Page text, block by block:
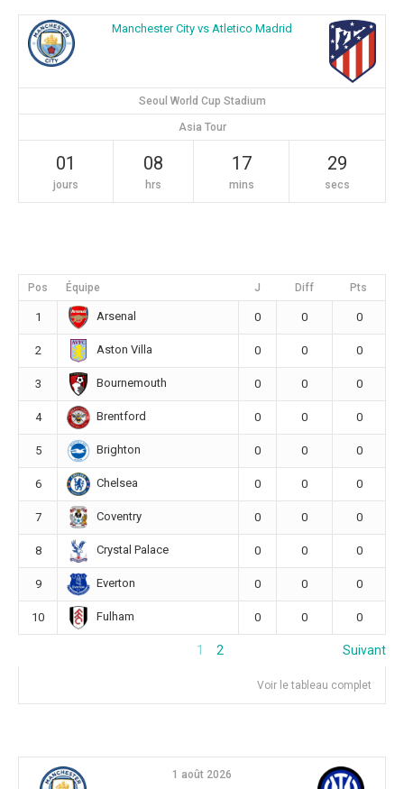
Manchester City vs Atletico Madrid
Seoul World Cup Stadium
Asia Tour
01
jours
08
hrs
17
mins
28
secs
Pos Équipe J Diff Pts
1 Arsenal 0 0 0
2 Aston Villa 0 0 0
3 Bournemouth 0 0 0
4 Brentford 0 0 0
5 Brighton 0 0 0
6 Chelsea 0 0 0
7 Coventry 0 0 0
8 Crystal Palace 0 0 0
9 Everton 0 0 0
10 Fulham 0 0 0
1 2 Suivant
Voir le tableau complet
1 août 2026